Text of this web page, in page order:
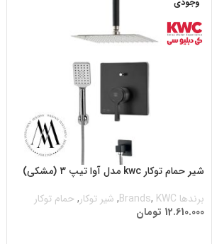
شیر حمام توکار kwc مدل آوا تیپ 3 (مشکی)
برندها Brands
, KWC
, شیر توکار, حمام توکار
12.610.000 تومان